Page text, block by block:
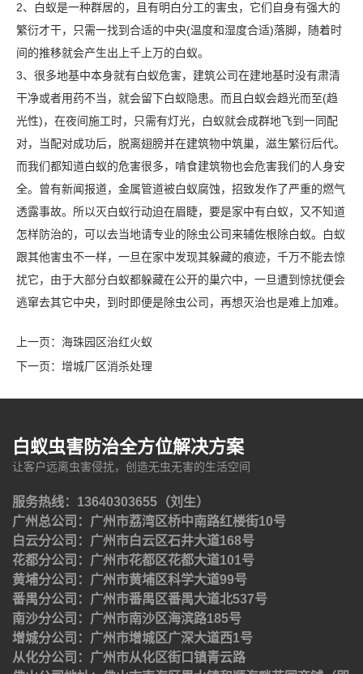
2、白蚁是一种群居的，且有明白分工的害虫，它们自身有强大的
繁衍才干，只需一找到合适的中央(温度和湿度合适)落脚，随着时
间的推移就会产生出上千上万的白蚁。
3、很多地基中本身就有白蚁危害，建筑公司在建地基时没有肃清
干净或者用药不当，就会留下白蚁隐患。而且白蚁会趋光而至(趋
光性)，在夜间施工时，只需有灯光，白蚁就会成群地飞到一同配
对，当配对成功后，脱离翅膀并在建筑物中筑巢，滋生繁衍后代。
而我们都知道白蚁的危害很多，啃食建筑物也会危害我们的人身安
全。曾有新闻报道，金属管道被白蚁腐蚀，招致发作了严重的燃气
透露事故。所以灭白蚁行动迫在眉睫，要是家中有白蚁，又不知道
怎样防治的，可以去当地请专业的除虫公司来辅佐根除白蚁。白蚁
跟其他害虫不一样，一旦在家中发现其躲藏的痕迹，千万不能去惊
扰它，由于大部分白蚁都躲藏在公开的巢穴中，一旦遭到惊扰便会
逃窜去其它中央，到时即便是除虫公司 ，再想灭治也是难上加难。
上一页： 海珠园区治红火蚁
下一页： 增城厂区消杀处理
白蚁虫害防治全方位解决方案
让客户远离虫害侵扰，创造无虫无害的生活空间
服务热线：13640303655（刘生）
广州总公司：广州市荔湾区桥中南路红楼街10号
白云分公司：广州市白云区石井大道168号
花都分公司：广州市花都区花都大道101号
黄埔分公司：广州市黄埔区科学大道99号
番禺分公司：广州市番禺区番禺大道北537号
南沙分公司：广州市南沙区海滨路185号
增城分公司：广州市增城区广深大道西1号
从化分公司：广州市从化区街口镇青云路